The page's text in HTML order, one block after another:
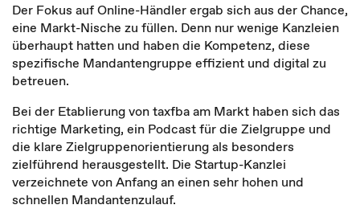
Der Fokus auf Online-Händler ergab sich aus der Chance,
eine Markt-Nische zu füllen. Denn nur wenige Kanzleien
überhaupt hatten und haben die Kompetenz, diese
spezifische Mandantengruppe effizient und digital zu
betreuen.
Bei der Etablierung von taxfba am Markt haben sich das
richtige Marketing, ein Podcast für die Zielgruppe und
die klare Zielgruppenorientierung als besonders
zielführend herausgestellt. Die Startup-Kanzlei
verzeichnete von Anfang an einen sehr hohen und
schnellen Mandantenzulauf.